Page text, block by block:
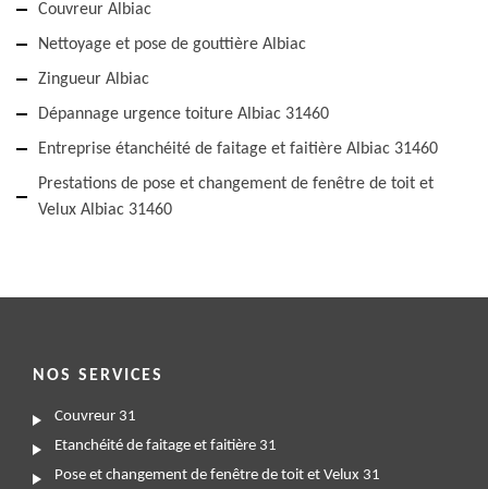
Couvreur Albiac
Nettoyage et pose de gouttière Albiac
Zingueur Albiac
Dépannage urgence toiture Albiac 31460
Entreprise étanchéité de faitage et faitière Albiac 31460
Prestations de pose et changement de fenêtre de toit et
Velux Albiac 31460
NOS SERVICES
Couvreur 31
Etanchéité de faitage et faitière 31
Pose et changement de fenêtre de toit et Velux 31